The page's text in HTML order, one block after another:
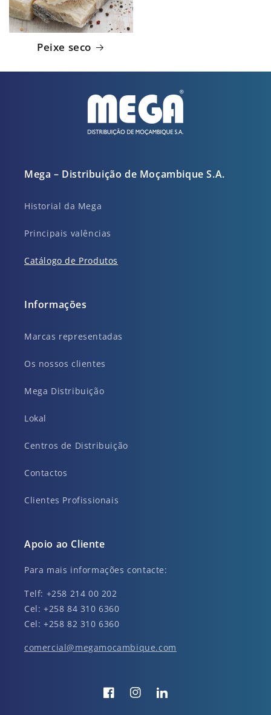
Peixe seco
Mega – Distribuição de Moçambique S.A.
Historial da Mega
Principais valências
Catálogo de Produtos
Informações
Marcas representadas
Os nossos clientes
Mega Distribuição
Lokal
Centros de Distribuição
Contactos
Clientes Profissionais
Apoio ao Cliente
Para mais informações contacte:
Telf: +258 214 00 202
Cel: +258 84 310 6360
Cel: +258 82 310 6360
comercial@megamocambique.com
FacebookInstagramTranslation